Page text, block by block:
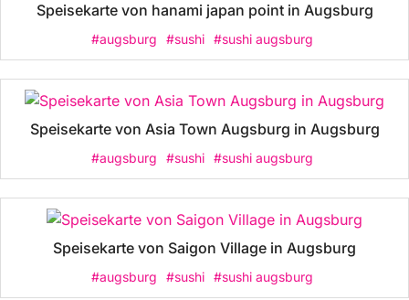
Speisekarte von hanami japan point in Augsburg
#augsburg #sushi #sushi augsburg
Speisekarte von Asia Town Augsburg in Augsburg
#augsburg #sushi #sushi augsburg
Speisekarte von Saigon Village in Augsburg
#augsburg #sushi #sushi augsburg